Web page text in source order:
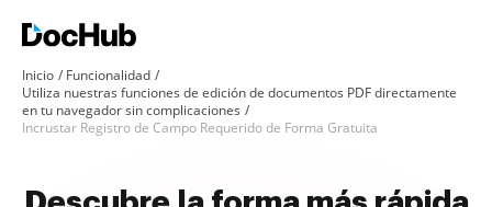
Inicio
Funcionalidad
Utiliza nuestras funciones de edición de documentos PDF directamente
en tu navegador sin complicaciones
Incrustar Registro de Campo Requerido de Forma Gratuita